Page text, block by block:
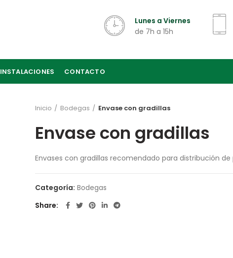
Lunes a Viernes
de 7h a 15h
INSTALACIONES CONTACTO
Inicio Bodegas Envase con gradillas
Envase con gradillas
Envases con gradillas recomendado para distribución
Categoría: Bodegas
Share